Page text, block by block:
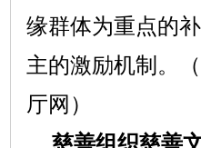
缘群体为重点的
主的激励机制。
厅网）
慈善组织慈善